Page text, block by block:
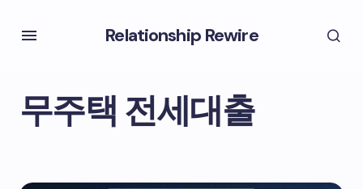
Relationship Rewire
무주택 전세대출